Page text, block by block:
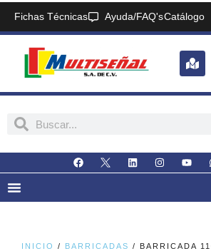
Fichas Técnicas Ayuda/FAQ'sCatálogo
INICIO / BARRICADAS / BARRICADA